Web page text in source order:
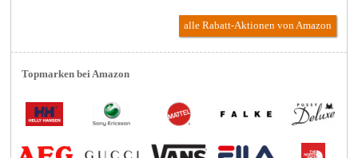
alle Rabatt-Aktionenvon Amazon
Topmarken bei Amazon